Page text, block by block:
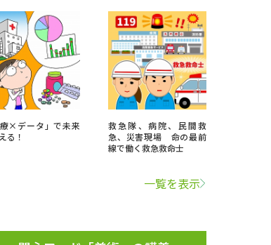
大学検索
用）
療×データ」で未来
る！
救急隊、病院、民間救
急、災害現場 命の最前
線で働く救急救命士
一覧を表示